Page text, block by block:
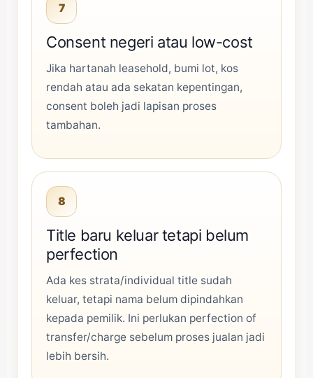
7
Consent negeri atau low-cost
Jika hartanah leasehold, bumi lot, kos
rendah atau ada sekatan kepentingan,
consent boleh jadi lapisan proses
tambahan.
8
Title baru keluar tetapi belum
perfection
Ada kes strata/individual title sudah
keluar, tetapi nama belum dipindahkan
kepada pemilik. Ini perlukan perfection of
transfer/charge sebelum proses jualan jadi
lebih bersih.